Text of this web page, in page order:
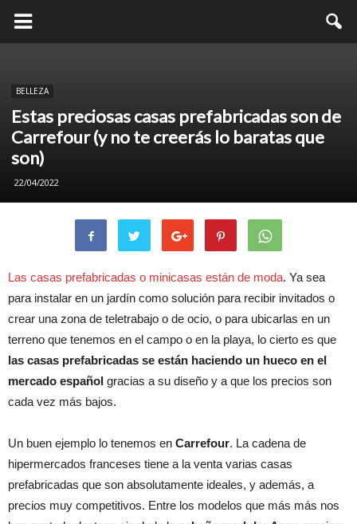
BELLEZA
Estas preciosas casas prefabricadas son de
Carrefour (y no te creerás lo baratas que
son)
22/04/2022
Las casas prefabricadas o minicasas están de moda. Ya sea
para instalar en un jardín como solución para recibir invitados o
crear una zona de teletrabajo o de ocio, o para ubicarlas en un
terreno que tenemos en el campo o en la playa, lo cierto es que
las casas prefabricadas se están haciendo un hueco en el
mercado español gracias a su diseño y a que los precios son
cada vez más bajos.
Un buen ejemplo lo tenemos en Carrefour. La cadena de
hipermercados franceses tiene a la venta varias casas
prefabricadas que son absolutamente ideales, y además, a
precios muy competitivos. Entre los modelos que más más nos